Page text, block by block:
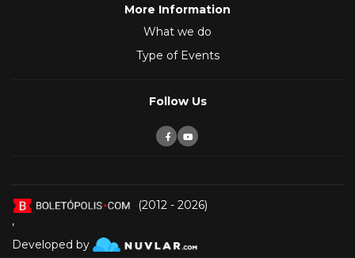
More Information
What we do
Type of Events
Follow Us
(2012 - 2026)
,
Developed by